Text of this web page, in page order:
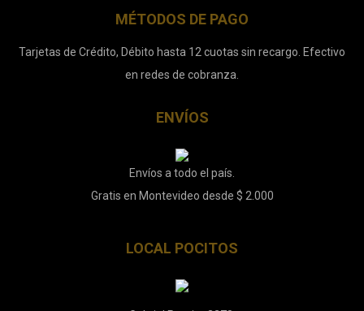
MÉTODOS DE PAGO
Tarjetas de Crédito, Débito hasta 12 cuotas sin recargo. Efectivo
en redes de cobranza.
ENVÍOS
Envíos a todo el país.
Gratis en Montevideo desde $ 2.000
LOCAL POCITOS